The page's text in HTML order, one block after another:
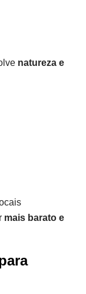
natureza e
mais barato e